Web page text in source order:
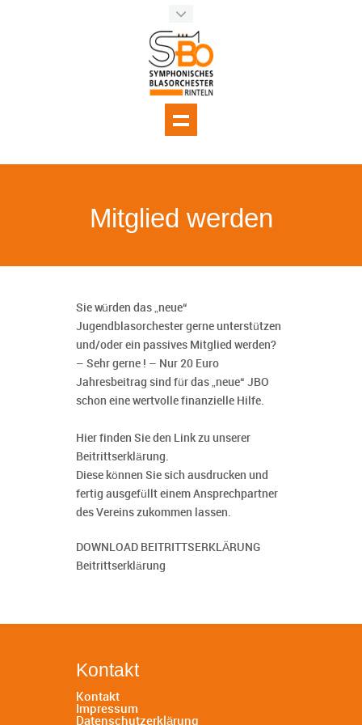
Mitglied werden
Sie würden das „neue“
Jugendblasorchester gerne unterstützen
und/oder ein passives Mitglied werden?
– Sehr gerne ! – Nur 20 Euro
Jahresbeitrag sind für das „neue“ JBO
schon eine wertvolle finanzielle Hilfe.
Hier finden Sie den Link zu unserer
Beitrittserklärung.
Diese können Sie sich ausdrucken und
fertig ausgefüllt einem Ansprechpartner
des Vereins zukommen lassen.
DOWNLOAD BEITRITTSERKLÄRUNG
Beitrittserklärung
Kontakt
Kontakt
Impressum
Datenschutzerklärung